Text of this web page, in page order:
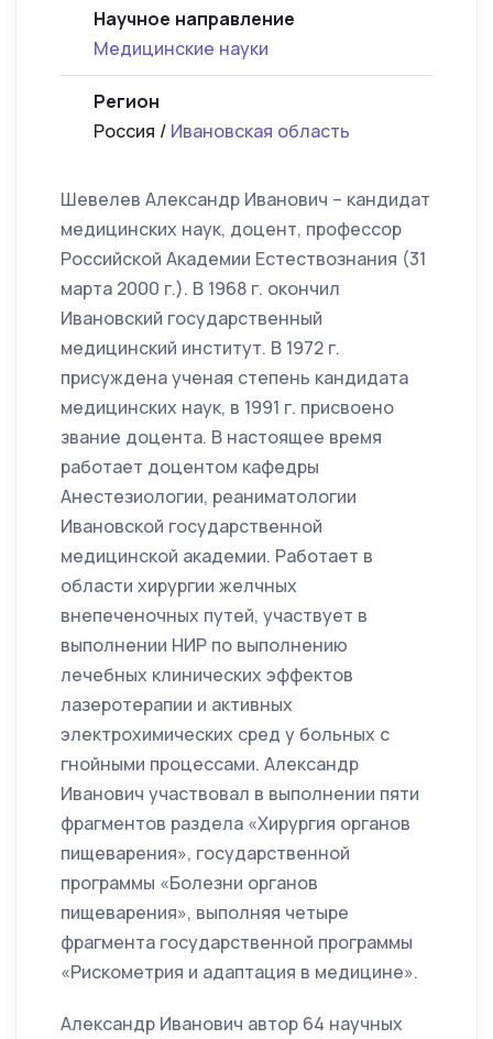
Научное направление
Медицинские науки
Регион
Россия / Ивановская область
Шевелев Александр Иванович – кандидат
медицинских наук, доцент, профессор
Российской Академии Естествознания (31
марта 2000 г.). В 1968 г. окончил
Ивановский государственный
медицинский институт. В 1972 г.
присуждена ученая степень кандидата
медицинских наук, в 1991 г. присвоено
звание доцента. В настоящее время
работает доцентом кафедры
Анестезиологии, реаниматологии
Ивановской государственной
медицинской академии. Работает в
области хирургии желчных
внепеченочных путей, участвует в
выполнении НИР по выполнению
лечебных клинических эффектов
лазеротерапии и активных
электрохимических сред у больных с
гнойными процессами. Александр
Иванович участвовал в выполнении пяти
фрагментов раздела «Хирургия органов
пищеварения», государственной
программы «Болезни органов
пищеварения», выполняя четыре
фрагмента государственной программы
«Рискометрия и адаптация в медицине».
Александр Иванович автор 64 научных